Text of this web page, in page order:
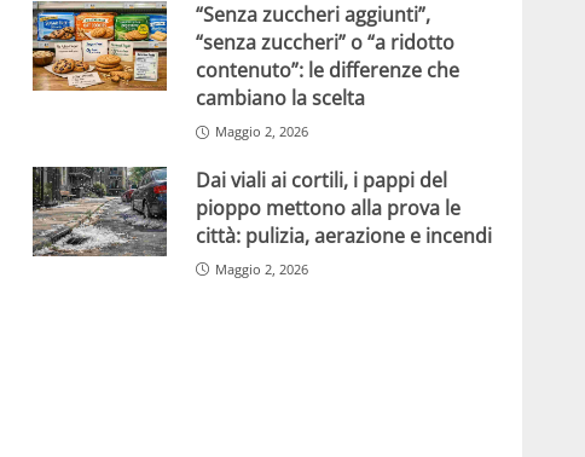
“Senza zuccheri aggiunti”,
“senza zuccheri” o “a ridotto
contenuto”: le differenze che
cambiano la scelta
Maggio 2, 2026
Dai viali ai cortili, i pappi del
pioppo mettono alla prova le
città: pulizia, aerazione e incendi
Maggio 2, 2026